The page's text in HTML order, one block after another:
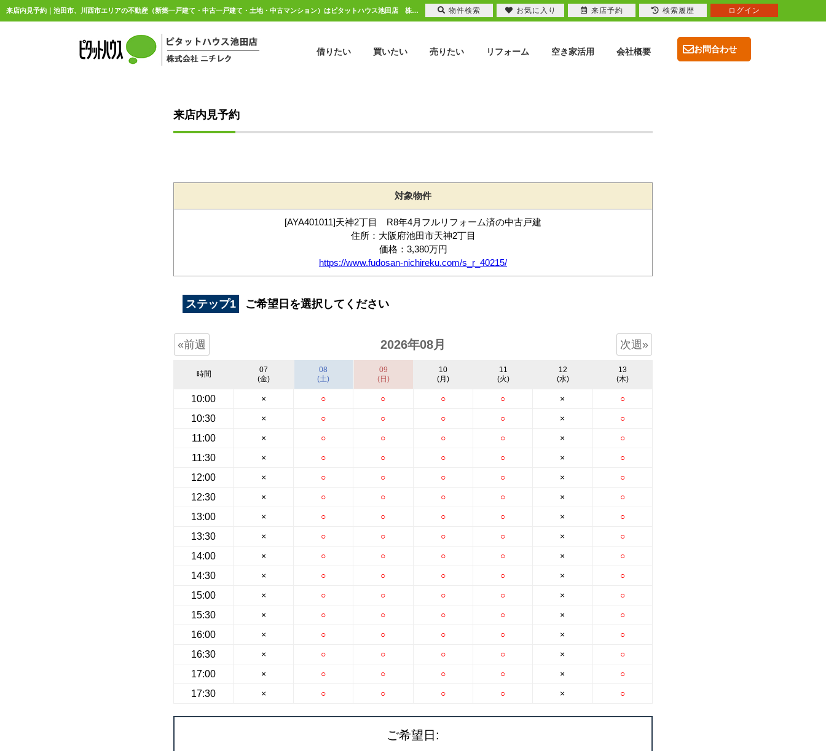
来店内見予約｜池田市、川西市エリアの不動産（新築一戸建て・中古一戸建て・土地・中古マンション）はピタットハウス池田店 株式会社ニチレク
お問合わせ
借りたい 買いたい 売りたい リフォーム 空き家活用 会社概要
来店内見予約
対象物件
[AYA401011]天神2丁目 R8年4月フルリフォーム済の中古戸建
住所：大阪府池田市天神2丁目
価格：3,380万円
https://www.fudosan-nichireku.com/s_r_40215/
ステップ1 ご希望日を選択してください
«前週 2026年08月 次週»
時間
10:00
10:30
11:00
11:30
12:00
12:30
13:00
13:30
14:00
14:30
15:00
15:30
16:00
16:30
17:00
17:30
07
(金)
×
×
×
×
×
×
×
×
×
×
×
×
×
×
×
×
08
(土)
○
○
○
○
○
○
○
○
○
○
○
○
○
○
○
○
09
(日)
○
○
○
○
○
○
○
○
○
○
○
○
○
○
○
○
10
(月)
○
○
○
○
○
○
○
○
○
○
○
○
○
○
○
○
11
(火)
○
○
○
○
○
○
○
○
○
○
○
○
○
○
○
○
12
(水)
×
×
×
×
×
×
×
×
×
×
×
×
×
×
×
×
13
(木)
○
○
○
○
○
○
○
○
○
○
○
○
○
○
○
○
ご希望日:
物件検索 お気に入り 来店予約 検索履歴 ログイン